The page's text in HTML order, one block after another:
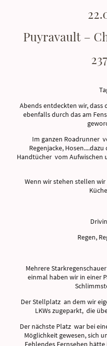
Puyravault –
Abends entdeckten wir, dass
ebenfalls durch das am
Im ganzen Roadrunner
Regenjacke,
Handtücher vom Aufwischen
Wenn wir stehen stellen
Regen,
Mehrere
einmal haben wir in einer
Der Stellplatz an dem wir
LKWs zugeparkt, die
Der nächste Platz war bei
Möglichkeit gewesen, sich
Fehlendes Fernsehen